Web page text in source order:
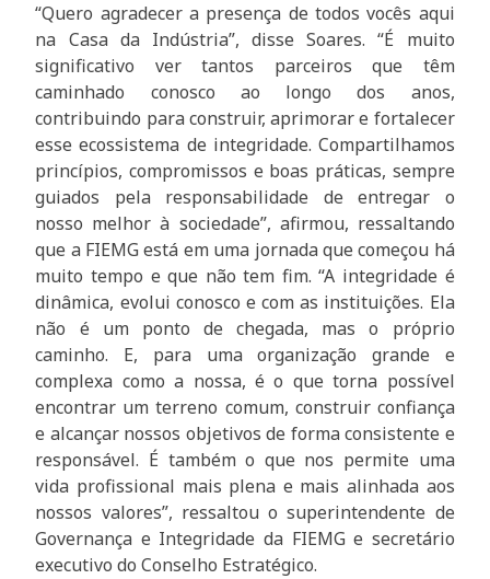
“Quero agradecer a presença de todos vocês aqui
na Casa da Indústria”, disse Soares. “É muito
significativo ver tantos parceiros que têm
caminhado conosco ao longo dos anos,
contribuindo para construir, aprimorar e fortalecer
esse ecossistema de integridade. Compartilhamos
princípios, compromissos e boas práticas, sempre
guiados pela responsabilidade de entregar o
nosso melhor à sociedade”, afirmou, ressaltando
que a FIEMG está em uma jornada que começou há
muito tempo e que não tem fim. “A integridade é
dinâmica, evolui conosco e com as instituições. Ela
não é um ponto de chegada, mas o próprio
caminho. E, para uma organização grande e
complexa como a nossa, é o que torna possível
encontrar um terreno comum, construir confiança
e alcançar nossos objetivos de forma consistente e
responsável. É também o que nos permite uma
vida profissional mais plena e mais alinhada aos
nossos valores”, ressaltou o superintendente de
Governança e Integridade da FIEMG e secretário
executivo do Conselho Estratégico.